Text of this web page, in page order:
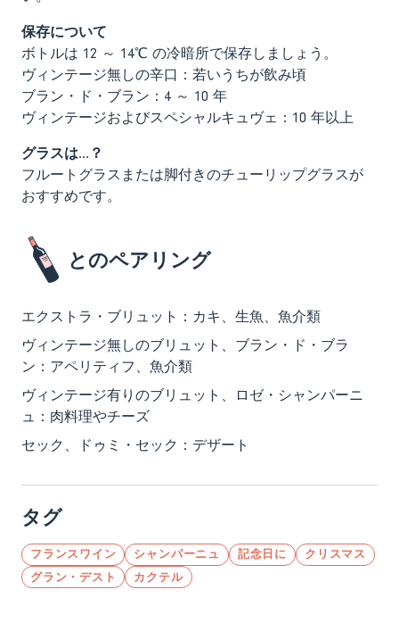
保存について
ボトルは 12 ～ 14℃ の冷暗所で保存しましょう。
ヴィンテージ無しの辛口：若いうちが飲み頃
ブラン・ド・ブラン：4 ～ 10 年
ヴィンテージおよびスペシャルキュヴェ：10 年以上
グラスは…？
フルートグラスまたは脚付きのチューリップグラスが
おすすめです。
とのペアリング
エクストラ・ブリュット：カキ、生魚、魚介類
ヴィンテージ無しのブリュット、ブラン・ド・ブラ
ン：アペリティフ、魚介類
ヴィンテージ有りのブリュット、ロゼ・シャンパーニ
ュ：肉料理やチーズ
セック、ドゥミ・セック：デザート
タグ
フランスワイン シャンパーニュ 記念日に
クリスマス
グラン・デスト
カクテル